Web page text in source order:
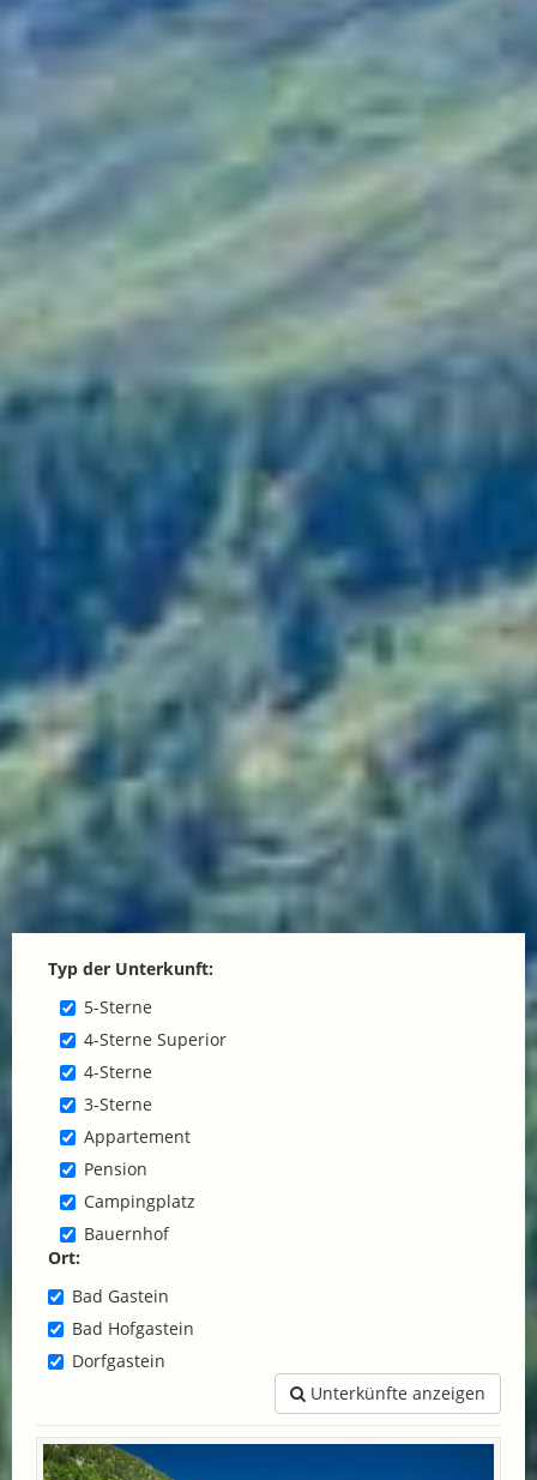
Typ der Unterkunft:
5-Sterne
4-Sterne Superior
4-Sterne
3-Sterne
Appartement
Pension
Campingplatz
Bauernhof
Ort:
Bad Gastein
Bad Hofgastein
Dorfgastein
Unterkünfte anzeigen